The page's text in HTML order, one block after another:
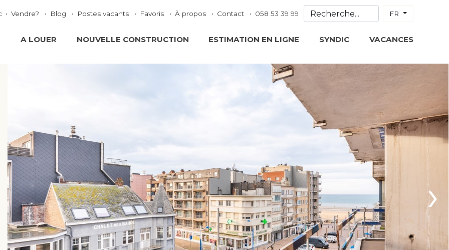
Vendre? Blog Postes vacants Favoris À propos Contact 058 53 39 99 FR
A LOUER NOUVELLE CONSTRUCTION ESTIMATION EN LIGNE SYNDIC VACANCES
›